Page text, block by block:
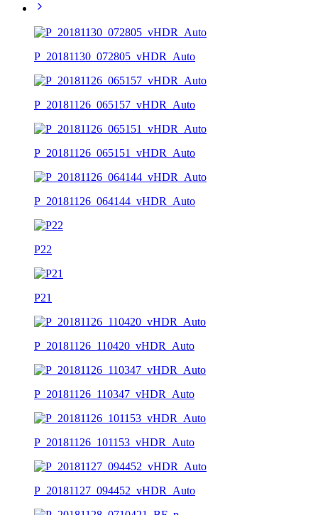
P_20181130_072805_vHDR_Auto
P_20181126_065157_vHDR_Auto
P_20181126_065151_vHDR_Auto
P_20181126_064144_vHDR_Auto
P22
P21
P_20181126_110420_vHDR_Auto
P_20181126_110347_vHDR_Auto
P_20181126_101153_vHDR_Auto
P_20181127_094452_vHDR_Auto